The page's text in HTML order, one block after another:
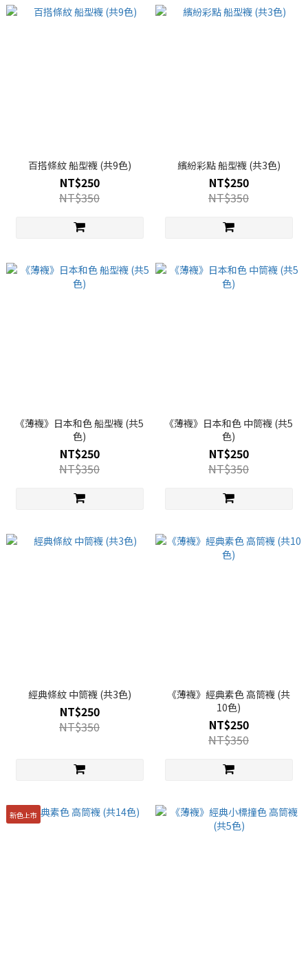
百搭條紋 船型襪 (共9色)
NT$250
NT$350
繽紛彩點 船型襪 (共3色)
NT$250
NT$350
《薄襪》日本和色 船型襪 (共5
色)
NT$250
NT$350
《薄襪》日本和色 中筒襪 (共5
色)
NT$250
NT$350
經典條紋 中筒襪 (共3色)
NT$250
NT$350
《薄襪》經典素色 高筒襪 (共
10色)
NT$250
NT$350
新色上市